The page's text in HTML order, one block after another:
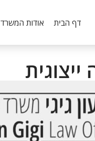
דף הבית אודות המשרד